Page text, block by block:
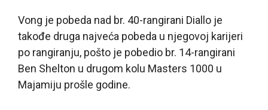
Vong je pobeda nad br. 40-rangirani Diallo je
takođe druga najveća pobeda u njegovoj karijeri
po rangiranju, pošto je pobedio br. 14-rangirani
Ben Shelton u drugom kolu Masters 1000 u
Majamiju prošle godine.